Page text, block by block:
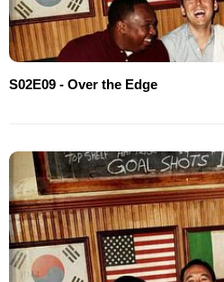
S02E09 - Over the Edge